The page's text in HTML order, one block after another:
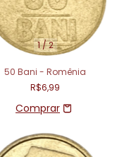
1/2
50 Bani - Romênia
R$6,99